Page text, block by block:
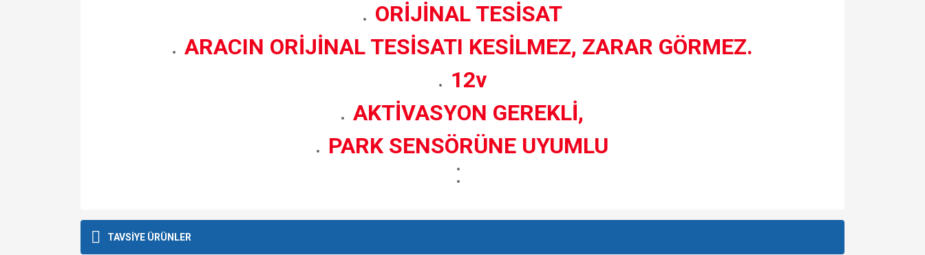
ORİJİNAL TESİSAT
ARACIN ORİJİNAL TESİSATI KESİLMEZ, ZARAR GÖRMEZ.
12v
AKTİVASYON GEREKLİ,
PARK SENSÖRÜNE UYUMLU
TAVSİYE ÜRÜNLER